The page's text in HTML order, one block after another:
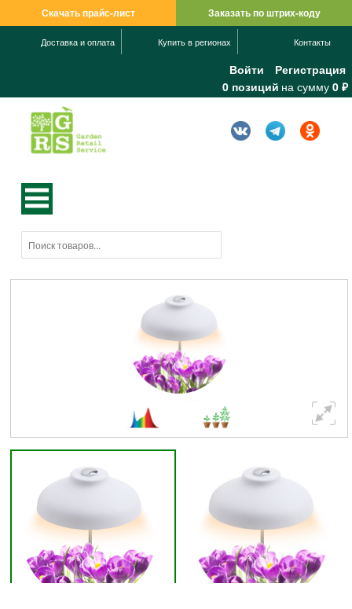
Скачать прайс-лист Заказать по штрих-коду
Доставка и оплата Купить в регионах Контакты
Войти
Регистрация
0 позиций на сумму 0 ₽